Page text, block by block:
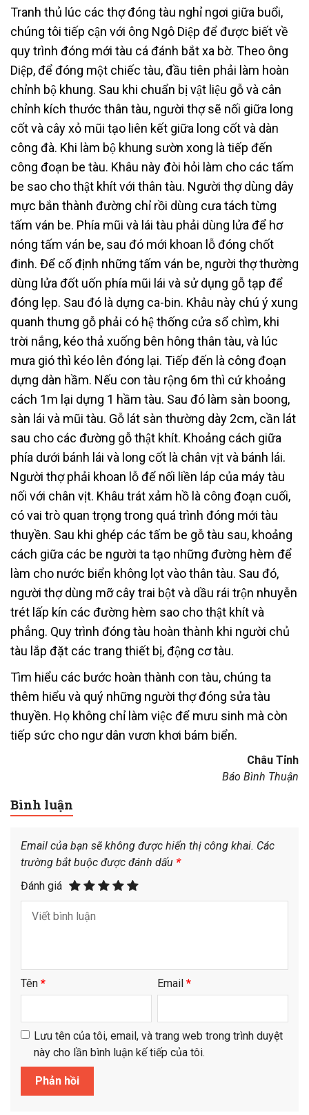
Tranh thủ lúc các thợ đóng tàu nghỉ ngơi giữa buổi,
chúng tôi tiếp cận với ông Ngô Diệp để được biết về
quy trình đóng mới tàu cá đánh bắt xa bờ. Theo ông
Diệp, để đóng một chiếc tàu, đầu tiên phải làm hoàn
chỉnh bộ khung. Sau khi chuẩn bị vật liệu gỗ và cân
chỉnh kích thước thân tàu, người thợ sẽ nối giữa long
cốt và cây xỏ mũi tạo liên kết giữa long cốt và dàn
công đà. Khi làm bộ khung sườn xong là tiếp đến
công đoạn be tàu. Khâu này đòi hỏi làm cho các tấm
be sao cho thật khít với thân tàu. Người thợ dùng dây
mực bắn thành đường chỉ rồi dùng cưa tách từng
tấm ván be. Phía mũi và lái tàu phải dùng lửa để hơ
nóng tấm ván be, sau đó mới khoan lỗ đóng chốt
đinh. Để cố định những tấm ván be, người thợ thường
dùng lửa đốt uốn phía mũi lái và sử dụng gỗ tạp để
đóng lẹp. Sau đó là dựng ca-bin. Khâu này chú ý xung
quanh thưng gỗ phải có hệ thống cửa sổ chìm, khi
trời nắng, kéo thả xuống bên hông thân tàu, và lúc
mưa gió thì kéo lên đóng lại. Tiếp đến là công đoạn
dựng dàn hầm. Nếu con tàu rộng 6m thì cứ khoảng
cách 1m lại dựng 1 hầm tàu. Sau đó làm sàn boong,
sàn lái và mũi tàu. Gỗ lát sàn thường dày 2cm, cần lát
sau cho các đường gỗ thật khít. Khoảng cách giữa
phía dưới bánh lái và long cốt là chân vịt và bánh lái.
Người thợ phải khoan lỗ để nối liền láp của máy tàu
nối với chân vịt. Khâu trát xảm hồ là công đoạn cuối,
có vai trò quan trọng trong quá trình đóng mới tàu
thuyền. Sau khi ghép các tấm be gỗ tàu sau, khoảng
cách giữa các be người ta tạo những đường hèm để
làm cho nước biển không lọt vào thân tàu. Sau đó,
người thợ dùng mỡ cây trai bột và dầu rái trộn nhuyễn
trét lấp kín các đường hèm sao cho thật khít và
phẳng. Quy trình đóng tàu hoàn thành khi người chủ
tàu lắp đặt các trang thiết bị, động cơ tàu.
Tìm hiểu các bước hoàn thành con tàu, chúng ta
thêm hiểu và quý những người thợ đóng sửa tàu
thuyền. Họ không chỉ làm việc để mưu sinh mà còn
tiếp sức cho ngư dân vươn khơi bám biển.
Châu Tỉnh
Báo Bình Thuận
Bình luận
Email của bạn sẽ không được hiển thị công khai. Các
trường bắt buộc được đánh dấu *
Đánh giá
Tên * Email *
Lưu tên của tôi, email, và trang web trong trình duyệt
này cho lần bình luận kế tiếp của tôi.